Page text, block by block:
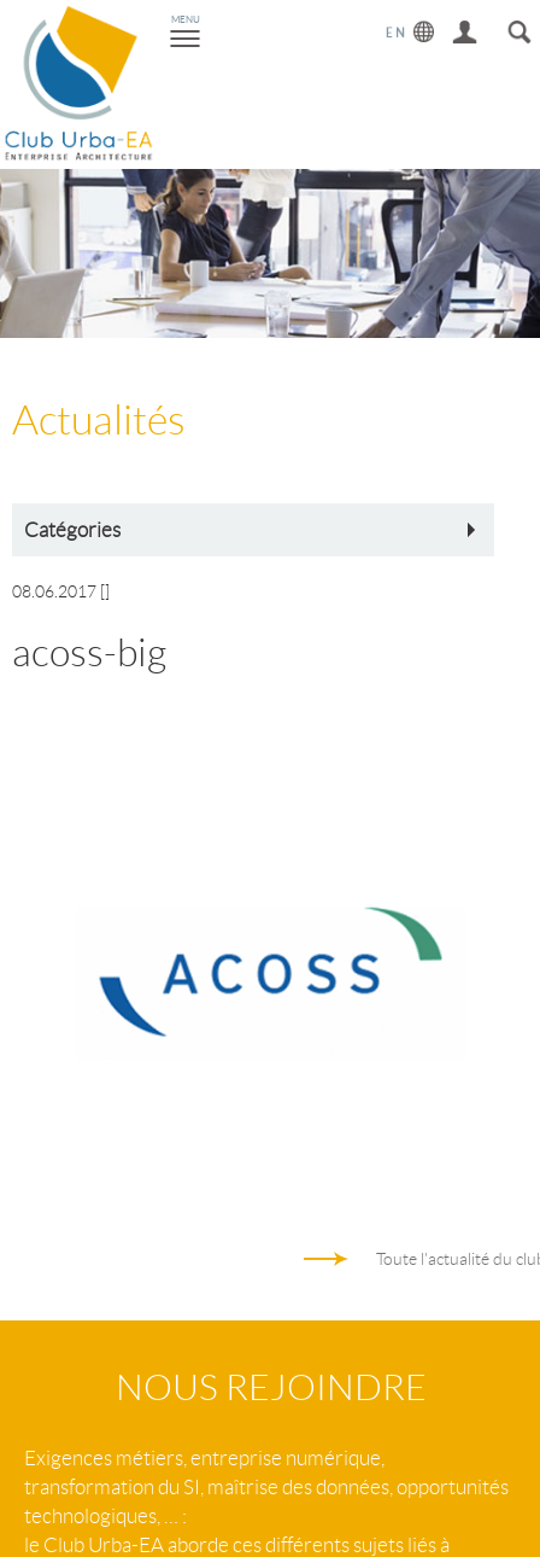
Toggle
navigation
MENU
Actualités
Catégories
08.06.2017
acoss-big
Toute l'actualité du
NOUS REJOINDRE
Exigences métiers, entreprise numérique,
transformation du SI, maîtrise des données, opportunités
technologiques, … :
le Club Urba-EA aborde ces différents sujets liés à